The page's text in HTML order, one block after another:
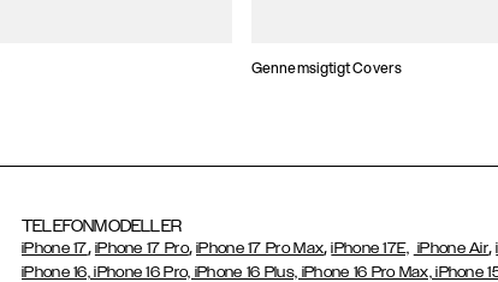
Gennemsigtigt Covers
TELEFONMODELLER
iPhone 17, iPhone 17 Pro,iPhone 17 Pro Max,iPhone 17E, iPhone Air,
iPhone 16, iPhone 16 Pro, iPhone 16 Plus, iPhone 16 Pro Max, iPhone